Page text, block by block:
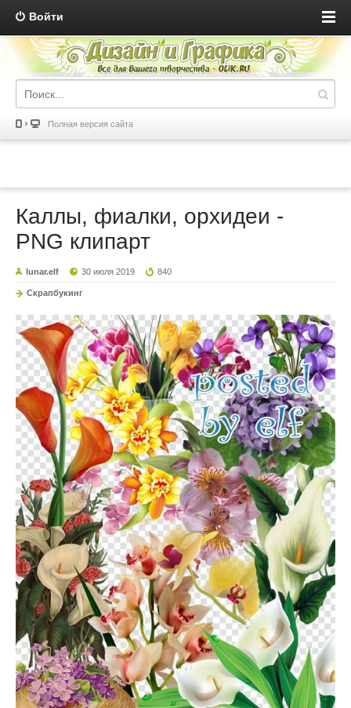
Войти
Полная версия сайта
Каллы, фиалки, орхидеи -
PNG клипарт
lunar.elf 30 июля 2019 840
Скрапбукинг